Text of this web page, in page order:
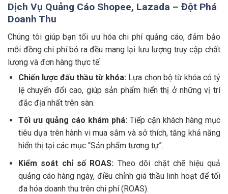
Dịch Vụ Quảng Cáo Shopee, Lazada – Đột Phá
Doanh Thu
Chúng tôi giúp bạn tối ưu hóa chi phí quảng cáo, đảm bảo
mỗi đồng chi phí bỏ ra đều mang lại lưu lượng truy cập chất
lượng và đơn hàng thực tế:
Chiến lược đấu thầu từ khóa: Lựa chọn bộ từ khóa có tỷ
lệ chuyển đổi cao, giúp sản phẩm hiển thị ở những vị trí
đắc địa nhất trên sàn.
Tối ưu quảng cáo khám phá:Tiếp cận khách hàng mục
tiêu dựa trên hành vi mua sắm và sở thích, tăng khả năng
hiển thị tại các mục “Sản phẩm tương tự”.
Kiểm soát chỉ số ROAS: Theo dõi chặt chẽ hiệu quả
quảng cáo hàng ngày, điều chỉnh giá thầu linh hoạt để tối
đa hóa doanh thu trên chi phí (ROAS).